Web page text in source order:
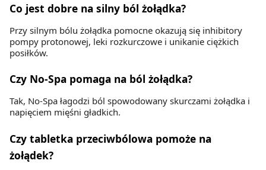
Co jest dobre na silny ból żołądka?
Przy silnym bólu żołądka pomocne okazują się inhibitory
pompy protonowej, leki rozkurczowe i unikanie ciężkich
posiłków.
Czy No-Spa pomaga na ból żołądka?
Tak, No-Spa łagodzi ból spowodowany skurczami żołądka i
napięciem mięśni gładkich.
Czy tabletka przeciwbólowa pomoże na
żołądek?